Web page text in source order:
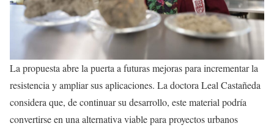
La propuesta abre la puerta a futuras mejoras para incrementar la
resistencia y ampliar sus aplicaciones. La doctora Leal Castañeda
considera que, de continuar su desarrollo, este material podría
convertirse en una alternativa viable para proyectos urbanos